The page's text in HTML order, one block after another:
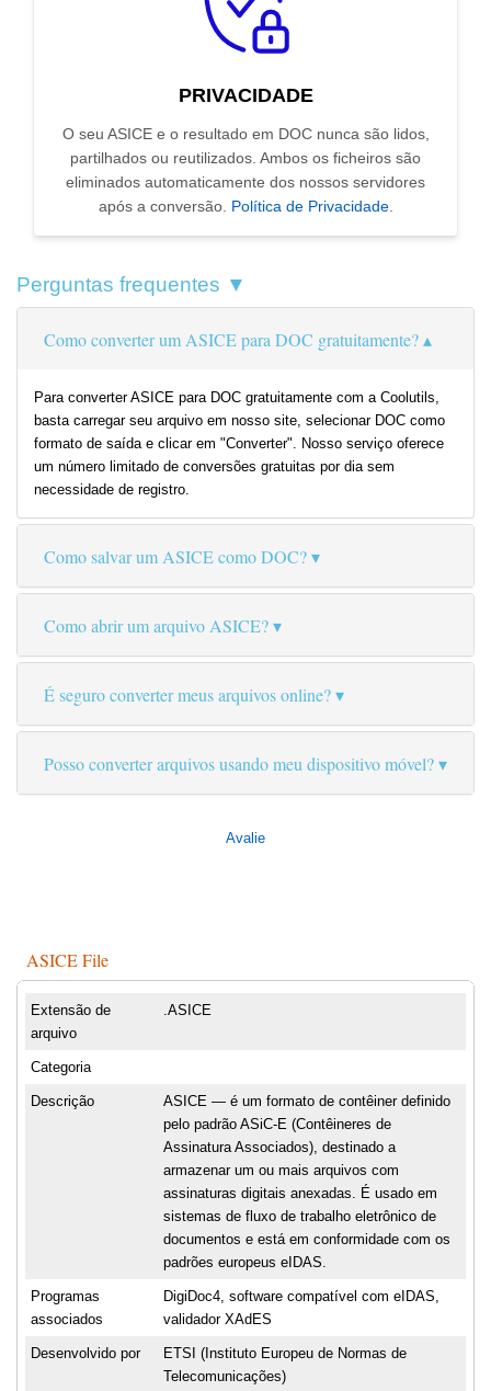
PRIVACIDADE
O seu ASICE e o resultado em DOC nunca são lidos,
partilhados ou reutilizados. Ambos os ficheiros são
eliminados automaticamente dos nossos servidores
após a conversão. Política de Privacidade.
Perguntas frequentes ▼
Como converter um ASICE para DOC gratuitamente?
Para converter ASICE para DOC gratuitamente com a Coolutils,
basta carregar seu arquivo em nosso site, selecionar DOC como
formato de saída e clicar em "Converter". Nosso serviço oferece
um número limitado de conversões gratuitas por dia sem
necessidade de registro.
Como salvar um ASICE como DOC?
Como abrir um arquivo ASICE?
É seguro converter meus arquivos online?
Posso converter arquivos usando meu dispositivo móvel?
Avalie
ASICE File
Extensão de
arquivo
.ASICE
Categoria
Descrição
ASICE — é um formato de contêiner definido
pelo padrão ASiC-E (Contêineres de
Assinatura Associados), destinado a
armazenar um ou mais arquivos com
assinaturas digitais anexadas. É usado em
sistemas de fluxo de trabalho eletrônico de
documentos e está em conformidade com os
padrões europeus eIDAS.
Programas
associados
DigiDoc4, software compatível com eIDAS,
validador XAdES
Desenvolvido por
ETSI (Instituto Europeu de Normas de
Telecomunicações)